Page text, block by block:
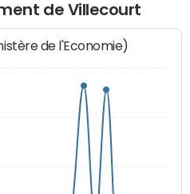
de Villecourt
de l'Economie)